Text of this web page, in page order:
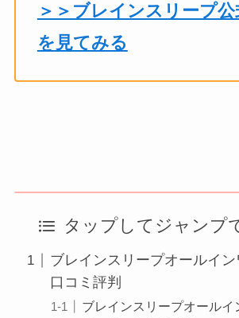
＞＞ブレインスリープ公
を見てみる
タップしてジャンプ
ブレインスリープオールイ
口コミ評判
ブレインスリープオールイ